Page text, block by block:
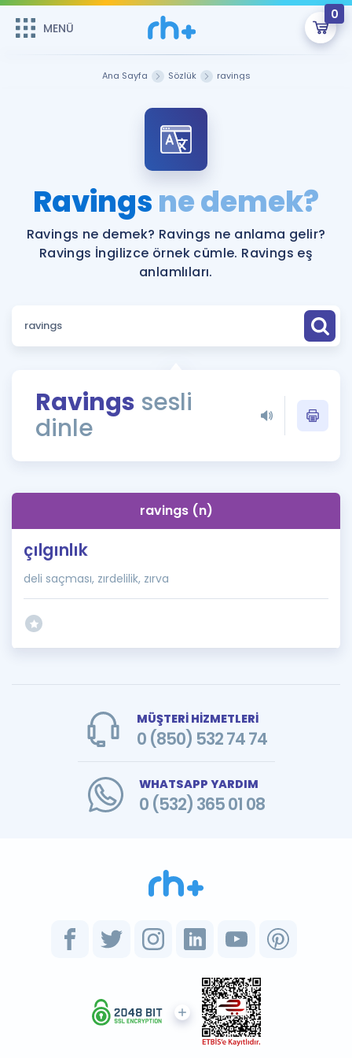
MENÜ
0
Şifremi Hatırlamıyorum
ÜYE DEĞİLİM
Sepetin Şu An Boş.
Remzi Hoca ile seni sınava hazırlayacak onlarca eğitim seni
bekliyor!
MENÜ
Katılımcı Görüşleri
Faydalı Araçlar
Sözlük
Rehberlik Aracı
ÖSYM Sınav Takvimi
İngilizce Gramer
Hakkımızda
Ana Sayfa Sözlük ravings
Ravingsne demek?
Ravings ne demek? Ravings ne anlama gelir?
Ravings İngilizce örnek cümle. Ravings eş
anlamlıları.
Ravings sesli
dinle
ravings (n)
çılgınlık
deli saçması, zırdelilik, zırva
MÜŞTERİ HİZMETLERİ
0 (850) 532 74 74
WHATSAPP YARDIM
0 (532) 365 01 08